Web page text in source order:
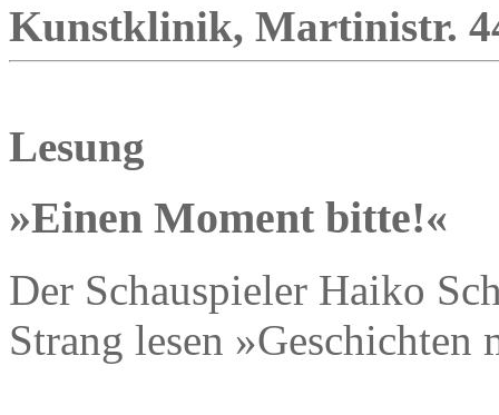
Kunstklinik, Martinistr.
Lesung
»Einen Moment bitte!«
Der Schauspieler Haiko
Strang lesen »Geschichten